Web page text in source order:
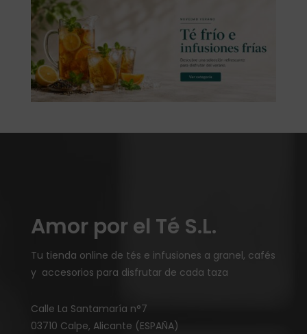
Amor por el Té S.L.
Tu tienda online de tés e infusiones a granel, cafés
y accesorios para disfrutar de cada taza
Calle La Santamaría n°7
03710 Calpe, Alicante (ESPAÑA)